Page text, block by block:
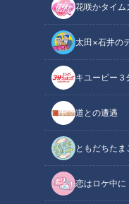
花咲かタイム
太田×石井の
キユーピー３
道との遭遇
ともだちたま
恋はロケ中に
CBCテレビ『花咲かタイムズ
この記事の画像（全9枚